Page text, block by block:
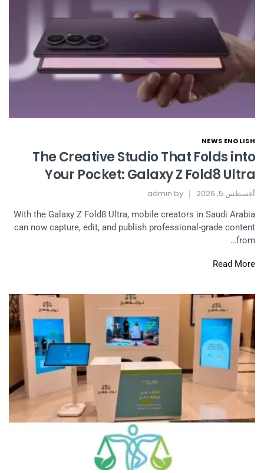
NEWS ENGLISH
The Creative Studio That Folds into
Your Pocket: Galaxy Z Fold8 Ultra
أغسطس 5, 2026 admin
With the Galaxy Z Fold8 Ultra, mobile creators in Saudi Arabia
can now capture, edit, and publish professional-grade content
from…
Read More